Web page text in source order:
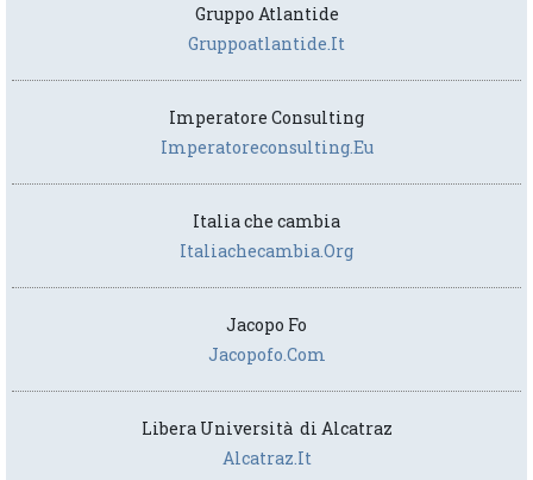
Gruppo Atlantide
Gruppoatlantide.it
Imperatore Consulting
Imperatoreconsulting.eu
Italia che cambia
Italiachecambia.org
Jacopo Fo
Jacopofo.com
Libera Università di Alcatraz
Alcatraz.it